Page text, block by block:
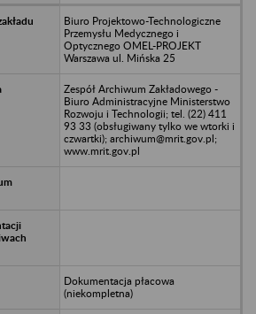
Biuro Projektowo-Technologiczne
Przemysłu Medycznego i
Optycznego OMEL-PROJEKT
Warszawa ul. Mińska 25
Zespół Archiwum Zakładowego -
Biuro Administracyjne Ministerstwo
Rozwoju i Technologii; tel. (22) 411
93 33 (obsługiwany tylko we wtorki i
czwartki); archiwum@mrit.gov.pl;
www.mrit.gov.pl
Dokumentacja płacowa
(niekompletna)